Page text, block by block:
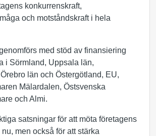
konkurrenskraft,
och motståndskraft i hela
med stöd av finansiering
i Sörmland, Uppsala län,
län och Östergötland, EU,
Mälardalen, Östsvenska
och Almi.
satsningar för att möta företagens
men också för att stärka